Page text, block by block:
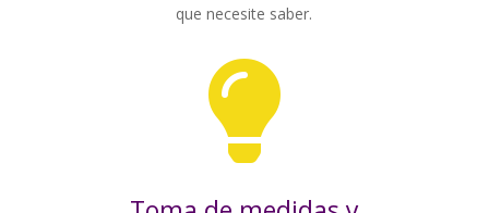
que necesite saber.
